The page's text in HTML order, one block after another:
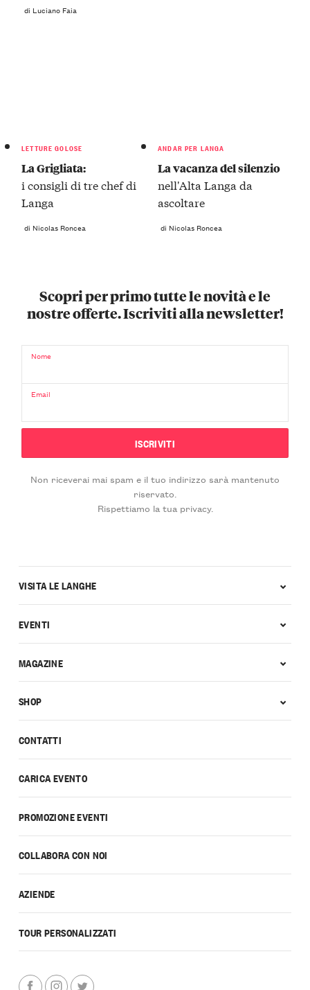
di Luciano Faia
LETTURE GOLOSE
La Grigliata:
i consigli di tre chef di
Langa
di Nicolas Roncea
ANDAR PER LANGA
La vacanza del silenzio
nell'Alta Langa da
ascoltare
di Nicolas Roncea
Scopri per primo tutte le novità e le
nostre offerte. Iscriviti alla newsletter!
Nome
Email
Non riceverai mai spam e il tuo indirizzo sarà mantenuto
riservato.
Rispettiamo la tua privacy.
CONTATTI
CARICA EVENTO
PROMOZIONE EVENTI
COLLABORA CON NOI
AZIENDE
TOUR PERSONALIZZATI
VISITA LE LANGHE
EVENTI
MAGAZINE
SHOP